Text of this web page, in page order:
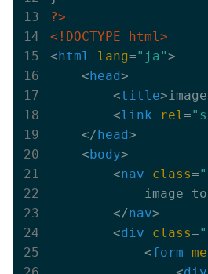
?>
<!DOCTYPE html>
<html lang="ja">
<head>
<title>
<link rel=
</head>
<body>
<nav class=
image
</nav>
<div class=
<form